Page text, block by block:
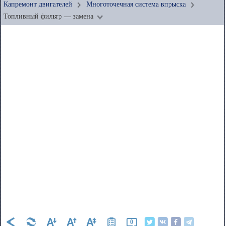
Капремонт двигателей
Многоточечная система впрыска
Топливный фильтр — замена
0